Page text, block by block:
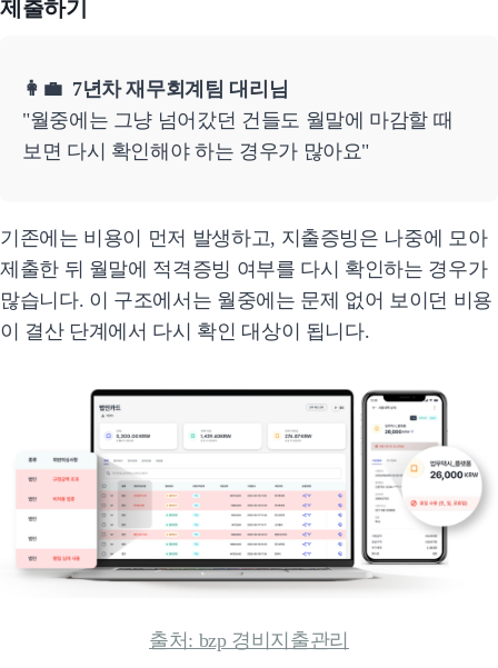
제출하기
👩‍💼 7년차 재무회계팀 대리님
"월중에는 그냥 넘어갔던 건들도 월말에 마감할 때
보면 다시 확인해야 하는 경우가 많아요"
기존에는 비용이 먼저 발생하고, 지출증빙은 나중에 모아
제출한 뒤 월말에 적격증빙 여부를 다시 확인하는 경우가
많습니다. 이 구조에서는 월중에는 문제 없어 보이던 비용
이 결산 단계에서 다시 확인 대상이 됩니다.
출처: bzp 경비지출관리